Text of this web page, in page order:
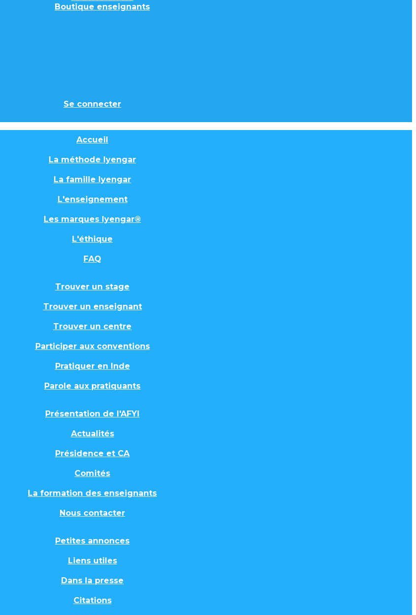
Boutique enseignants
Se connecter
Accueil
La méthode Iyengar
La famille Iyengar
L'enseignement
Les marques Iyengar®
L'éthique
FAQ
Trouver un stage
Trouver un enseignant
Trouver un centre
Participer aux conventions
Pratiquer en Inde
Parole aux pratiquants
Présentation de l'AFYI
Actualités
Présidence et CA
Comités
La formation des enseignants
Nous contacter
Petites annonces
Liens utiles
Dans la presse
Citations